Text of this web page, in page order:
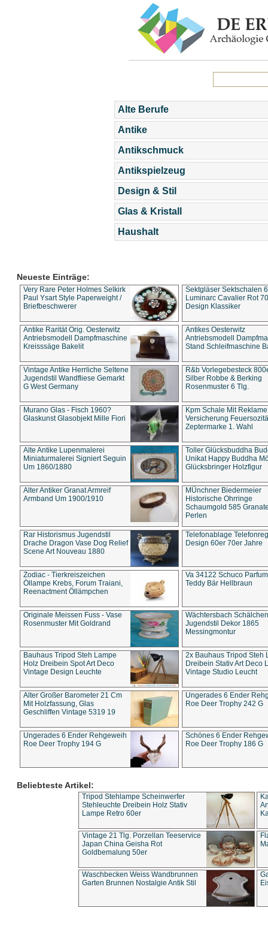
Alte Berufe
Antike
Antikschmuck
Antikspielzeug
Design & Stil
Glas & Kristall
Haushalt
Neueste Einträge:
Very Rare Peter Holmes Selkirk
Paul Ysart Style Paperweight /
Briefbeschwerer
Sektgläser Sektschalen
Luminarc Cavalier Rot
Design Klassiker
Antike Rarität Orig. Oesterwitz
Antriebsmodell Dampfmaschine
Kreisssäge Bakelit
Antikes Oesterwitz
Antriebsmodell
Stand Schleifmaschine
Vintage Antike Herrliche Seltene
Jugendstil Wandfliese Gemarkt
G West Germany
R&b Vorlegebesteck
Silber Robbe & Berking
Rosenmuster 6 Tlg.
Murano Glas - Fisch 1960?
Glaskunst Glasobjekt Mille Fiori
Kpm Schale Mit Reklame
Versicherung
Zeptermarke 1. Wahl
Alte Antike Lupenmalerei
Miniaturmalerei Signiert Seguin
Um 1860/1880
Toller Glücksbuddha
Unikat Happy Buddha
Glücksbringer Holzfigur
Alter Antiker Granat Armreif
Armband Um 1900/1910
MÜnchner Biedermeier
Historische Ohrringe
Schaumgold 585
Perlen
Rar Historismus Jugendstil
Drache Dragon Vase Dog Relief
Scene Art Nouveau 1880
Telefonablage
Design 60er 70er Jahre
Zodiac - Tierkreiszeichen
Öllampe Krebs, Forum Traiani,
Reenactment Öllämpchen
Va 34122 Schuco
Teddy Bär Hellbraun
Originale Meissen Fuss - Vase
Rosenmuster Mit Goldrand
Wächtersbach Schälchen
Jugendstil Dekor 1865
Messingmontur
Bauhaus Tripod Steh Lampe
Holz Dreibein Spot Art Deco
Vintage Design Leuchte
2x Bauhaus Tripod Steh
Dreibein Stativ Art Deco
Vintage Studio Leucht
Alter Großer Barometer 21 Cm
Mit Holzfassung, Glas
Geschliffen Vintage 5319 19
Ungerades 6 Ender
Roe Deer Trophy 242 G
Ungerades 6 Ender Rehgeweih
Roe Deer Trophy 194 G
Schönes 6 Ender
Roe Deer Trophy 186 G
Beliebteste Artikel:
Tripod Stehlampe Scheinwerfer
Stehleuchte Dreibein Holz Stativ
Lampe Retro 60er
Vintage 21 Tlg. Porzellan Teeservice
Japan China Geisha Rot
Goldbemalung 50er
Waschbecken Weiss Wandbrunnen
Garten Brunnen Nostalgie Antik Stil